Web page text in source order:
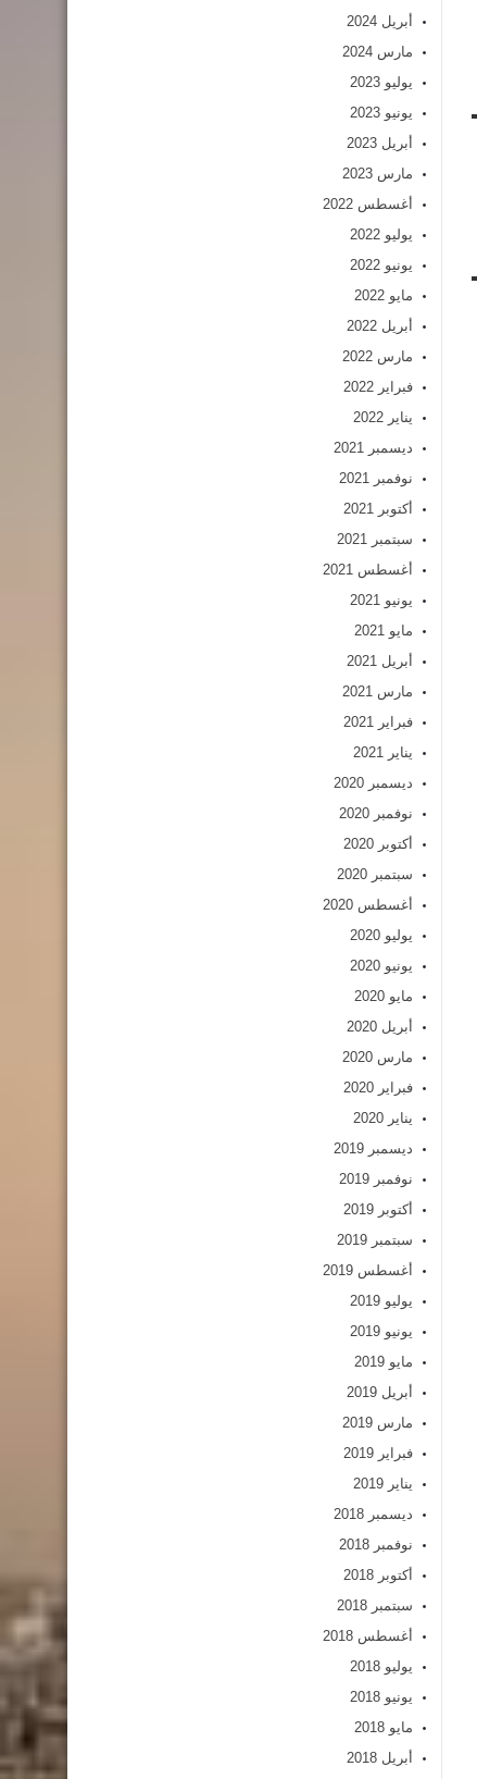
أبريل 2024
مارس 2024
يوليو 2023
يونيو 2023
أبريل 2023
مارس 2023
أغسطس 2022
يوليو 2022
يونيو 2022
مايو 2022
أبريل 2022
مارس 2022
فبراير 2022
يناير 2022
ديسمبر 2021
نوفمبر 2021
أكتوبر 2021
سبتمبر 2021
أغسطس 2021
يونيو 2021
مايو 2021
أبريل 2021
مارس 2021
فبراير 2021
يناير 2021
ديسمبر 2020
نوفمبر 2020
أكتوبر 2020
سبتمبر 2020
أغسطس 2020
يوليو 2020
يونيو 2020
مايو 2020
أبريل 2020
مارس 2020
فبراير 2020
يناير 2020
ديسمبر 2019
نوفمبر 2019
أكتوبر 2019
سبتمبر 2019
أغسطس 2019
يوليو 2019
يونيو 2019
مايو 2019
أبريل 2019
مارس 2019
فبراير 2019
يناير 2019
ديسمبر 2018
نوفمبر 2018
أكتوبر 2018
سبتمبر 2018
أغسطس 2018
يوليو 2018
يونيو 2018
مايو 2018
أبريل 2018